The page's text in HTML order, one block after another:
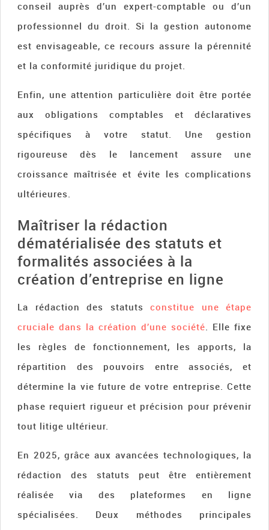
conseil auprès d’un expert-comptable ou d’un
professionnel du droit. Si la gestion autonome
est envisageable, ce recours assure la pérennité
et la conformité juridique du projet.
Enfin, une attention particulière doit être portée
aux obligations comptables et déclaratives
spécifiques à votre statut. Une gestion
rigoureuse dès le lancement assure une
croissance maîtrisée et évite les complications
ultérieures.
Maîtriser la rédaction
dématérialisée des statuts et
formalités associées à la
création d’entreprise en ligne
La rédaction des statuts constitue une étape
cruciale dans la création d’une société. Elle fixe
les règles de fonctionnement, les apports, la
répartition des pouvoirs entre associés, et
détermine la vie future de votre entreprise. Cette
phase requiert rigueur et précision pour prévenir
tout litige ultérieur.
En 2025, grâce aux avancées technologiques, la
rédaction des statuts peut être entièrement
réalisée via des plateformes en ligne
spécialisées. Deux méthodes principales